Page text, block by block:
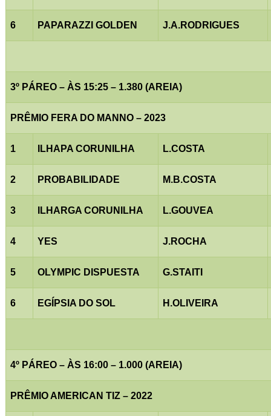
6 PAPARAZZI GOLDEN J.A.RODRIGUES
3º PÁREO – ÀS 15:25 – 1.380 (AREIA)
PRÊMIO FERA DO MANNO – 2023
1 ILHAPA CORUNILHA L.COSTA
2 PROBABILIDADE M.B.COSTA
3 ILHARGA CORUNILHA L.GOUVEA
4 YES J.ROCHA
5 OLYMPIC DISPUESTA G.STAITI
6 EGÍPSIA DO SOL H.OLIVEIRA
4º PÁREO – ÀS 16:00 – 1.000 (AREIA)
PRÊMIO AMERICAN TIZ – 2022